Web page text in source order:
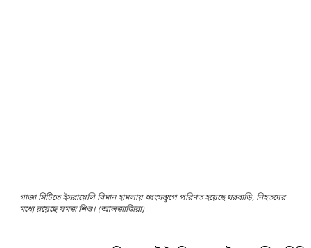
গাজা সিটিতে ইসরায়েলি বিমান হামলায় ধ্বংসস্তূপে পরিণত হয়েছে ঘরবাড়ি, নিহতদের
মধ্যে রয়েছে যমজ শিশু। (আলজাজিরা)